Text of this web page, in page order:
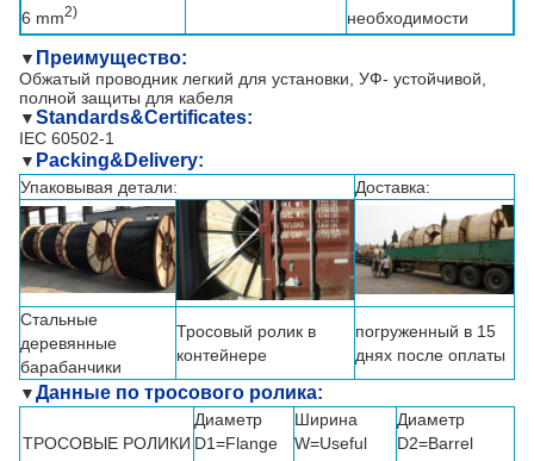
6 mm2)
необходимости
▼ Преимущество:
Обжатый проводник легкий для установки, УФ- устойчивой,
полной защиты для кабеля
▼Standards&Certificates:
IEC 60502-1
▼ Packing&Delivery:
Упаковывая детали: Доставка:
Стальные
деревянные
барабанчики
Тросовый ролик в
контейнере
погруженный в 15
днях после оплаты
▼Данные по тросового ролика:
ТРОСОВЫЕ РОЛИКИ
Диаметр
D1=Flange
Ширина
W=Useful
Диаметр
D2=Barrel